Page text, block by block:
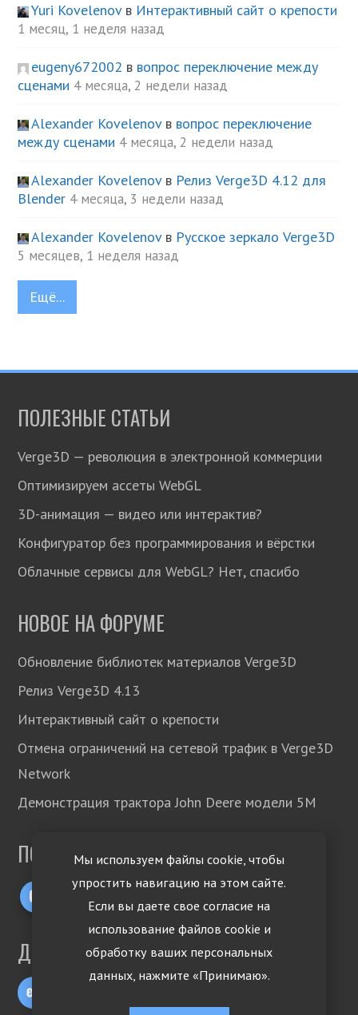
Мы используем файлы cookie, чтобы
упростить навигацию на этом сайте.
Если вы даете свое согласие на
использование файлов cookie и
обработку ваших персональных
данных, нажмите «Принимаю».
Yuri Kovelenovв Интерактивный сайт о крепости
1 месяц, 1 неделя назад
eugeny672002 в вопрос переключение между
сценами 4 месяца, 2 недели назад
Alexander Kovelenovв вопрос переключение
между сценами 4 месяца, 2 недели назад
Alexander Kovelenovв Релиз Verge3D 4.12 для
Blender 4 месяца, 3 недели назад
Alexander Kovelenovв Русское зеркало Verge3D
5 месяцев, 1 неделя назад
Ещё...
ПОЛЕЗНЫЕ СТАТЬИ
Verge3D — революция в электронной коммерции
Оптимизируем ассеты WebGL
3D-анимация — видео или интерактив?
Конфигуратор без программирования и вёрстки
Облачные сервисы для WebGL? Нет, спасибо
НОВОЕ НА ФОРУМЕ
Обновление библиотек материалов Verge3D
Релиз Verge3D 4.13
Интерактивный сайт о крепости
Отмена ограничений на сетевой трафик в Verge3D
Network
Демонстрация трактора John Deere модели 5М
ПОДПИСЫВАЙТЕСЬ!
ДРУГИЕ ЯЗЫКИ